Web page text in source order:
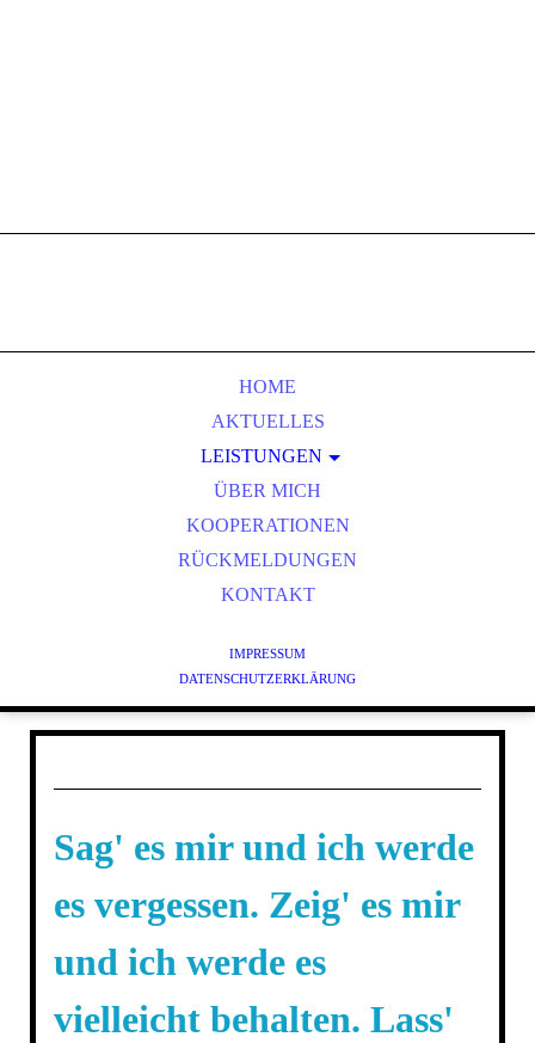
HOME
AKTUELLES
LEISTUNGEN
COACHING
ZIELSETZUNG
STRESS- UND ZEITMANAGEMENT
ENTSPANNUNG UND ACHTSAMKEIT
QIGONG
TRAINING FÜR SENIOREN
ÜBER MICH
KOOPERATIONEN
RÜCKMELDUNGEN
KONTAKT
IMPRESSUM
DATENSCHUTZERKLÄRUNG
Sag' es mir und ich werde
es vergessen. Zeig' es mir
und ich werde es
vielleicht behalten. Lass'